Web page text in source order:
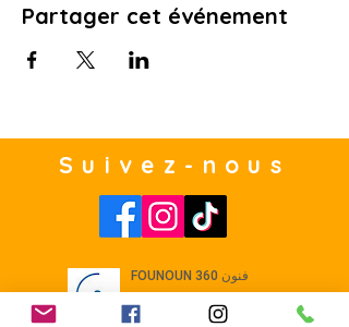
Partager cet événement
Suivez-nous